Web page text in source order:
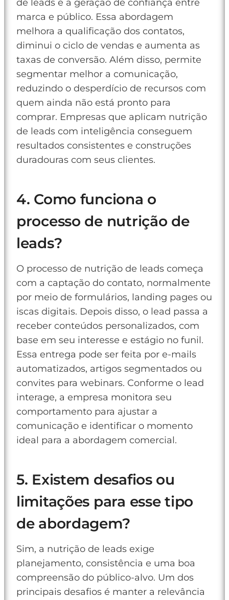
de leads é a geração de confiança entre
marca e público. Essa abordagem
melhora a qualificação dos contatos,
diminui o ciclo de vendas e aumenta as
taxas de conversão. Além disso, permite
segmentar melhor a comunicação,
reduzindo o desperdício de recursos com
quem ainda não está pronto para
comprar. Empresas que aplicam nutrição
de leads com inteligência conseguem
resultados consistentes e construções
duradouras com seus clientes.
4. Como funciona o
processo de nutrição de
leads?
O processo de nutrição de leads começa
com a captação do contato, normalmente
por meio de formulários, landing pages ou
iscas digitais. Depois disso, o lead passa a
receber conteúdos personalizados, com
base em seu interesse e estágio no funil.
Essa entrega pode ser feita por e-mails
automatizados, artigos segmentados ou
convites para webinars. Conforme o lead
interage, a empresa monitora seu
comportamento para ajustar a
comunicação e identificar o momento
ideal para a abordagem comercial.
5. Existem desafios ou
limitações para esse tipo
de abordagem?
Sim, a nutrição de leads exige
planejamento, consistência e uma boa
compreensão do público-alvo. Um dos
principais desafios é manter a relevância